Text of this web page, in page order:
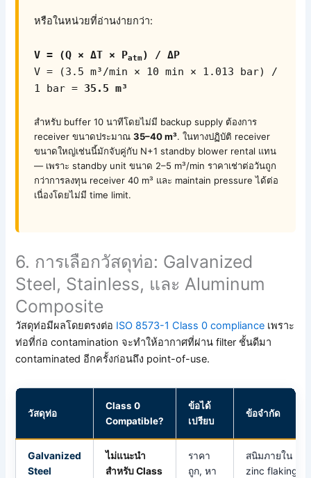
หรือในหน่วยที่อ่านง่ายกว่า:
V = (Q × ΔT × Patm) / ΔP
V = (3.5 m³/min × 10 min × 1.013 bar) /
1 bar = 35.5 m³
สำหรับ buffer 10 นาทีโดยไม่มี backup supply ต้องการ
receiver ขนาดประมาณ35–40 m³. ในทางปฏิบัติ receiver
ขนาดใหญ่เช่นนี้มักจับคู่กับ N+1 standby blower rental แทน
— เพราะ standby unit ขนาด 2–5 m³/min ราคาเช่าต่อวันถูก
กว่าการลงทุน receiver 40 m³ และ maintain pressure ได้ต่อ
เนื่องโดยไม่มี time limit.
6. การเลือกวัสดุท่อ: Galvanized
Steel, Stainless, และ Aluminum
Composite
วัสดุท่อมีผลโดยตรงต่อ ISO 8573-1 Class 0 compliance เพราะ
ท่อที่ก่อ contamination จะทำให้อากาศที่ผ่าน filter ชั้นดีมา
contaminated อีกครั้งก่อนถึง point-of-use.
วัสดุท่อ
Class 0
Compatible?
ข้อได้
เปรียบ
ข้อจำกัด
Galvanized
Steel
ไม่แนะนำ
สำหรับ Class
ราคา
ถูก, หา
สนิมภายใน +
zinc flaking